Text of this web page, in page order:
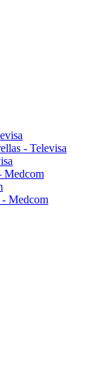
- Televisa
- Medcom